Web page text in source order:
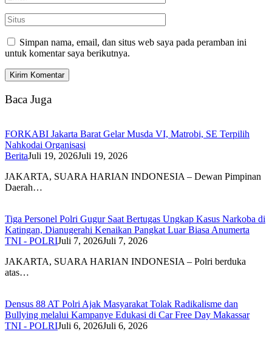
Simpan nama, email, dan situs web saya pada peramban ini
untuk komentar saya berikutnya.
Baca Juga
FORKABI Jakarta Barat Gelar Musda VI, Matrobi, SE Terpilih
Nahkodai Organisasi
BeritaJuli 19, 2026Juli 19, 2026
JAKARTA, SUARA HARIAN INDONESIA – Dewan Pimpinan
Daerah…
Tiga Personel Polri Gugur Saat Bertugas Ungkap Kasus Narkoba di
Katingan, Dianugerahi Kenaikan Pangkat Luar Biasa Anumerta
TNI - POLRIJuli 7, 2026Juli 7, 2026
JAKARTA, SUARA HARIAN INDONESIA – Polri berduka
atas…
Densus 88 AT Polri Ajak Masyarakat Tolak Radikalisme dan
Bullying melalui Kampanye Edukasi di Car Free Day Makassar
TNI - POLRIJuli 6, 2026Juli 6, 2026